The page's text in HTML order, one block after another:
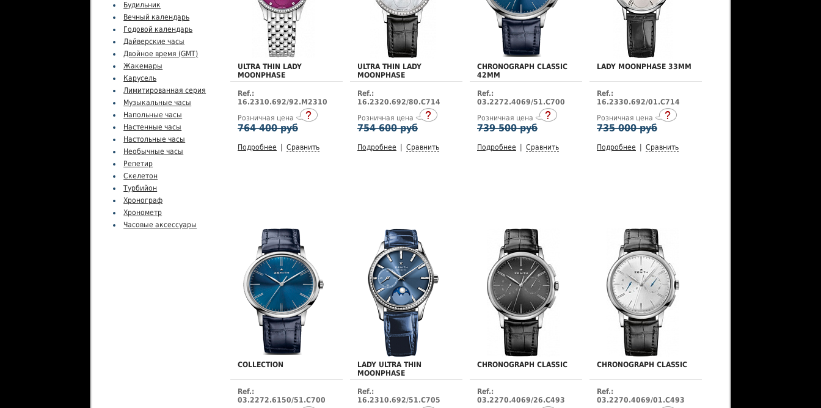
Будильник
Вечный календарь
Годовой календарь
Дайверские часы
Двойное время (GMT)
Жакемары
Карусель
Лимитированная серия
Музыкальные часы
Напольные часы
Настенные часы
Настольные часы
Необычные часы
Репетир
Скелетон
Турбийон
Хронограф
Хронометр
Часовые аксессуары
ULTRA THIN LADY
MOONPHASE
Ref.:
16.2310.692/92.M2310
Розничная цена
764 400 руб
Подробнее Сравнить
ULTRA THIN LADY
MOONPHASE
Ref.:
16.2320.692/80.C714
Розничная цена
754 600 руб
Подробнее Сравнить
CHRONOGRAPH CLASSIC
42MM
Ref.:
03.2272.4069/51.C700
Розничная цена
739 500 руб
Подробнее Сравнить
LADY MOONPHASE 33MM
Ref.:
16.2330.692/01.C714
Розничная цена
735 000 руб
Подробнее Сравнить
COLLECTION
Ref.:
03.2272.6150/51.C700
LADY ULTRA THIN
MOONPHASE
Ref.:
16.2310.692/51.C705
CHRONOGRAPH CLASSIC
Ref.:
03.2270.4069/26.C493
CHRONOGRAPH CLASSIC
Ref.:
03.2270.4069/01.C493